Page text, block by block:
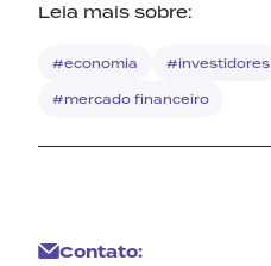
Leia mais sobre:
#economia #investidores
#mercado financeiro
Contato: